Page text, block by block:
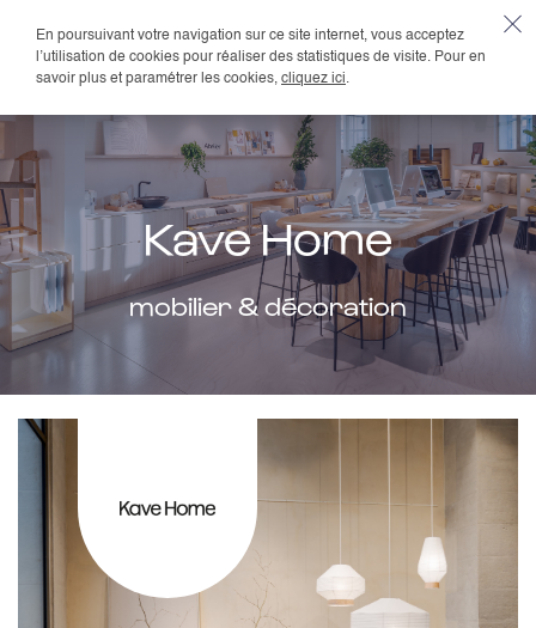
En poursuivant votre navigation sur ce site internet, vous acceptez
l’utilisation de cookies pour réaliser des statistiques de visite. Pour en
savoir plus et paramétrer les cookies, cliquez ici.
Kave Home
mobilier & décoration